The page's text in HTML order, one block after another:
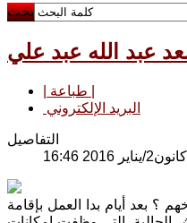
بحث
عبد الله عبد علي
البريد الإلكتروني
التفاصيل
بعد أيام بدا العمل بإقامة